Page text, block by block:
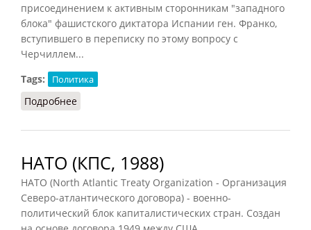
присоединением к активным сторонникам "западного
блока" фашистского диктатора Испании ген. Франко,
вступившего в переписку по этому вопросу с
Черчиллем...
Tags:
Политика
Подробнее
НАТО (КПС, 1988)
НАТО (North Atlantic Treaty Organization - Организация
Северо-атлантического договора) - военно-
политический блок капиталистических стран. Создан